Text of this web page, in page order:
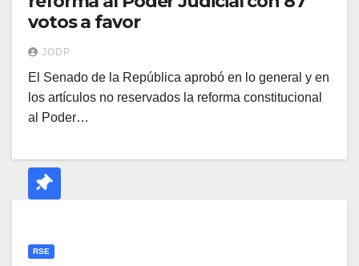
votos a favor
JODP
El Senado de la República aprobó en lo general y en
los artículos no reservados la reforma constitucional
al Poder…
RSE